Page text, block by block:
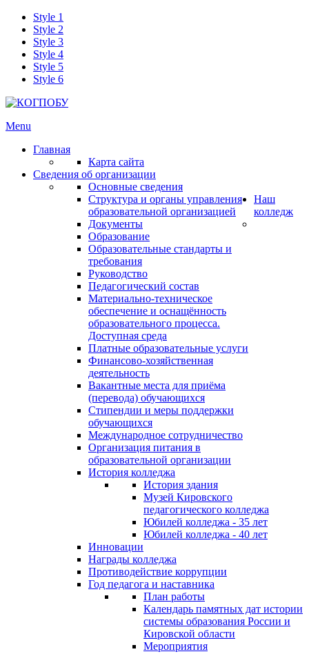
Style 1
Style 2
Style 3
Style 4
Style 5
Style 6
Menu
Главная
Карта сайта
Сведения об организации
Основные сведения
Структура и органы управления
образовательной организацией
Документы
Образование
Образовательные стандарты и
требования
Руководство
Педагогический состав
Материально-техническое
обеспечение и оснащённость
образовательного процесса.
Доступная среда
Платные образовательные услуги
Финансово-хозяйственная
деятельность
Вакантные места для приёма
(перевода) обучающихся
Стипендии и меры поддержки
обучающихся
Международное сотрудничество
Организация питания в
образовательной организации
Наш
колледж
История колледжа
История здания
Музей Кировского
педагогического колледжа
Юбилей колледжа - 35 лет
Юбилей колледжа - 40 лет
Инновации
Награды колледжа
Противодействие коррупции
Год педагога и наставника
План работы
Календарь памятных дат истории
системы образования России и
Кировской области
Мероприятия